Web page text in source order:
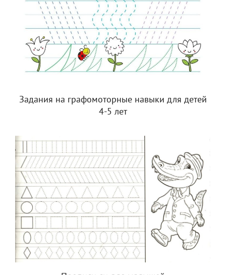
Задания на графомоторные навыки для детей
4-5 лет